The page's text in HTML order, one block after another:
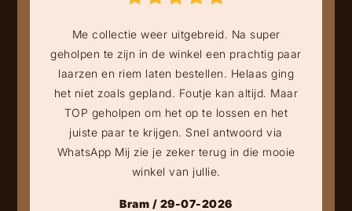
Me collectie weer uitgebreid. Na super
geholpen te zijn in de winkel een prachtig paar
laarzen en riem laten bestellen. Helaas ging
het niet zoals gepland. Foutje kan altijd. Maar
TOP geholpen om het op te lossen en het
juiste paar te krijgen. Snel antwoord via
WhatsApp Mij zie je zeker terug in die mooie
winkel van jullie.
Bram / 29-07-2026